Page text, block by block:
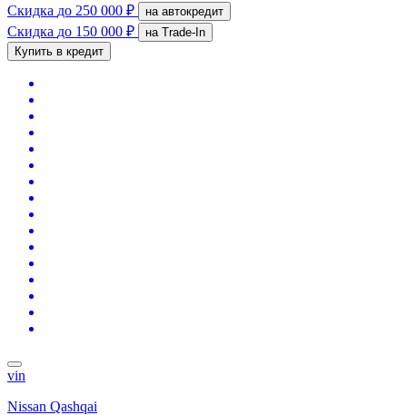
Скидка до 250 000 ₽ на автокредит
Скидка до 150 000 ₽
на Trade-In
Купить в кредит
vin
Nissan Qashqai